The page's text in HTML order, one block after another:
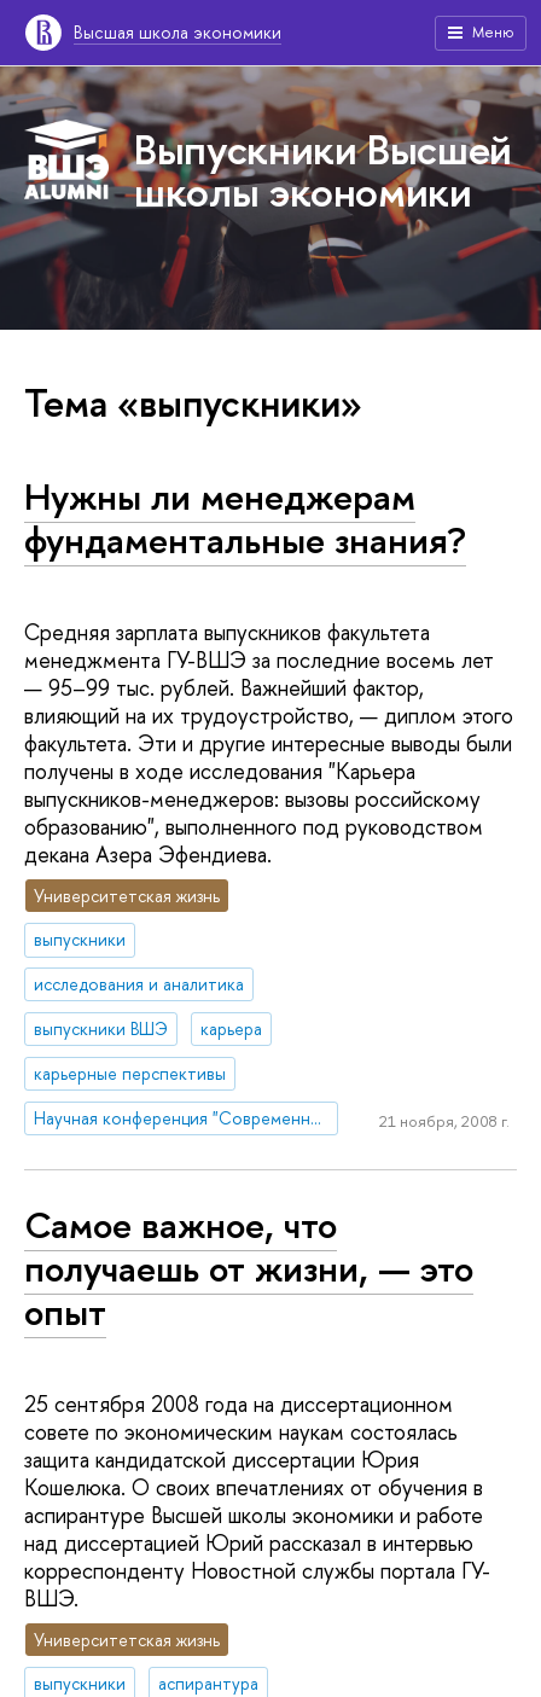
Высшая школа экономики Меню
Выпускники Высшей
школы экономики
Тема «выпускники»
Нужны ли менеджерам
фундаментальные знания?
Средняя зарплата выпускников факультета
менеджмента ГУ-ВШЭ за последние восемь лет
— 95–99 тыс. рублей. Важнейший фактор,
влияющий на их трудоустройство, — диплом этого
факультета. Эти и другие интересные выводы были
получены в ходе исследования "Карьера
выпускников-менеджеров: вызовы российскому
образованию", выполненного под руководством
декана Азера Эфендиева.
Университетская жизнь
выпускники
исследования и аналитика
выпускники ВШЭ
карьера
карьерные перспективы
Научная конференция "Современный менеджмент: проблемы, гипотезы, исследования"
21 ноября, 2008 г.
Самое важное, что
получаешь от жизни, — это
опыт
25 сентября 2008 года на диссертационном
совете по экономическим наукам состоялась
защита кандидатской диссертации Юрия
Кошелюка. О своих впечатлениях от обучения в
аспирантуре Высшей школы экономики и работе
над диссертацией Юрий рассказал в интервью
корреспонденту Новостной службы портала ГУ-
ВШЭ.
Университетская жизнь
выпускники
аспирантура